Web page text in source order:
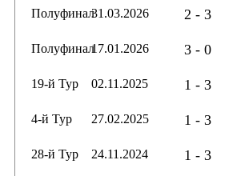
Полуфинал31.03.2026 2 - 3
Полуфинал17.01.2026 3 - 0
19-й Тур
02.11.2025 1 - 3
4-й Тур
27.02.2025 1 - 3
28-й Тур
24.11.2024 1 - 3